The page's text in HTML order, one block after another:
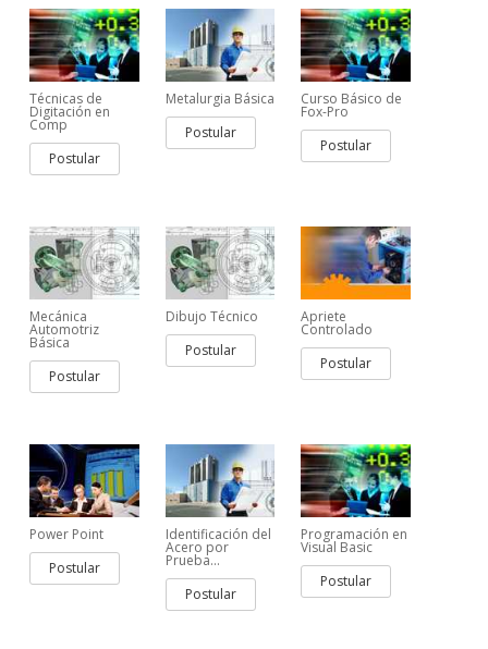
Técnicas de
Digitación en
Comp
Postular
Metalurgia Básica
Postular
Curso Básico de
Fox-Pro
Postular
Mecánica
Automotriz
Básica
Postular
Dibujo Técnico
Postular
Apriete
Controlado
Postular
Power Point
Postular
Identificación del
Acero por
Prueba...
Postular
Programación en
Visual Basic
Postular